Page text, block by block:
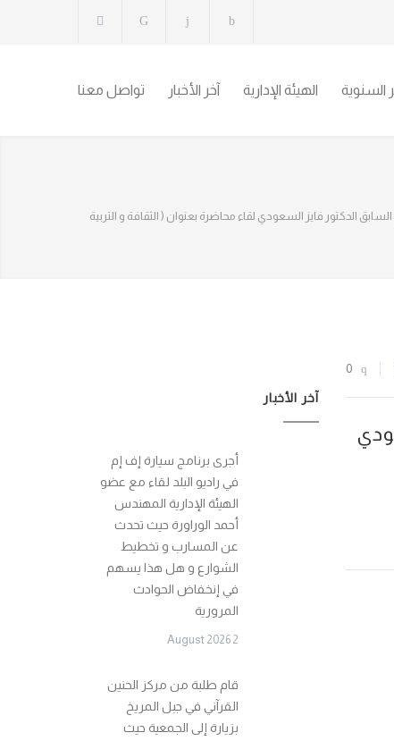
السنوية الهيئة الإدارية آخر الأخبار تواصل معنا
السابق الدكتور فايز السعودي لقاء محاضرة بعنوان ( الثقافة و التربية
0
آخر الأخبار
أجرى برنامج سيارة إف إم
في راديو البلد لقاء مع عضو
الهيئة الإدارية المهندس
أحمد الوراورة حيث تحدث
عن المسارب و تخطيط
الشوارع و هل هذا يسهم
في إنخفاض الحوادث
المرورية
2 August 2026
قام طلبة من مركز الحنين
القرآني في جبل المريخ
بزيارة إلى الجمعية حيث